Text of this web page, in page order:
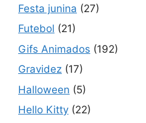
Festa junina (27)
Futebol (21)
Gifs Animados (192)
Gravidez (17)
Halloween (5)
Hello Kitty (22)